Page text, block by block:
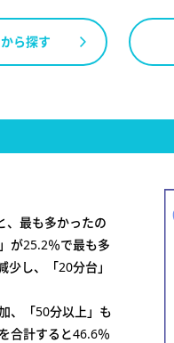
ら探す
、最も多かったの
が25.2％で最も多
し、「20分台」
、「50分以上」も
合計すると46.6％